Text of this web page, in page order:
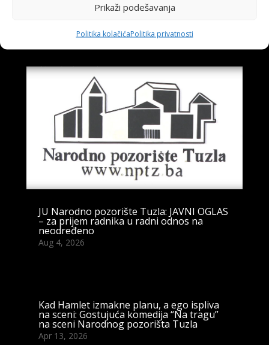
Prikaži podešavanja
Politika kolačićaPolitika privatnosti
Također pročitajte
JU Narodno pozorište Tuzla: JAVNI OGLAS
– za prijem radnika u radni odnos na
neodređeno
Aug 4, 2026
Kad Hamlet izmakne planu, a ego ispliva
na sceni: Gostujuća komedija “Na tragu”
na sceni Narodnog pozorišta Tuzla
Apr 13, 2026